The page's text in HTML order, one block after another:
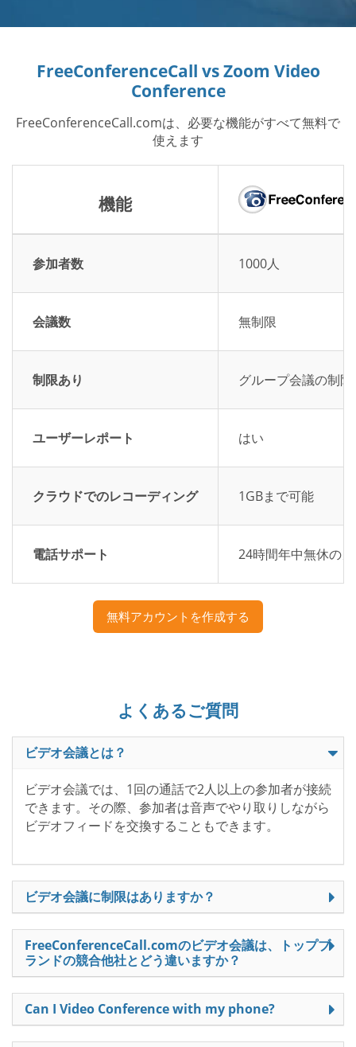
FreeConferenceCall vs Zoom Video
Conference
FreeConferenceCall.comは、必要な機能がすべて無料で
使えます
機能
参加者数 1000人
会議数 無制限
制限あり グループ会議の制
ユーザーレポート はい
クラウドでのレコーディング 1GBまで可能
電話サポート 24時間年中無休の
無料アカウントを作成する
よくあるご質問
ビデオ会議とは？
ビデオ会議では、1回の通話で2人以上の参加者が接続
できます。その際、参加者は音声でやり取りしながら
ビデオフィードを交換することもできます。
ビデオ会議に制限はありますか？
FreeConferenceCall.comのビデオ会議は、トップブ
ランドの競合他社とどう違いますか？
Can I Video Conference with my phone?